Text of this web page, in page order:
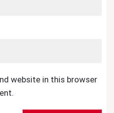
website in this browser